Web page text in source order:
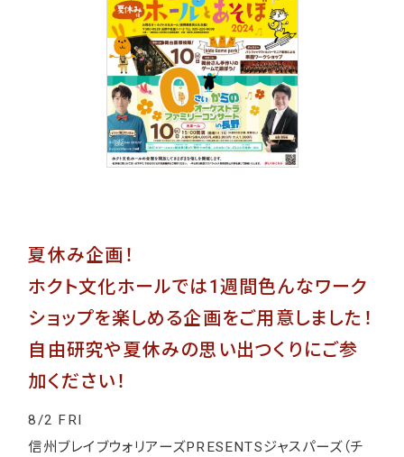
夏休み企画！
ホクト文化ホールでは1週間色んなワーク
ショップを楽しめる企画をご用意しました！
自由研究や夏休みの思い出つくりにご参
加ください！
8/2 FRI
信州ブレイブウォリアーズPRESENTSジャスパーズ（チ